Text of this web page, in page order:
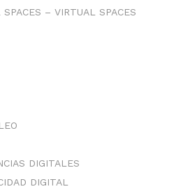
– VIRTUAL SPACES
DIGITALES
DIGITAL